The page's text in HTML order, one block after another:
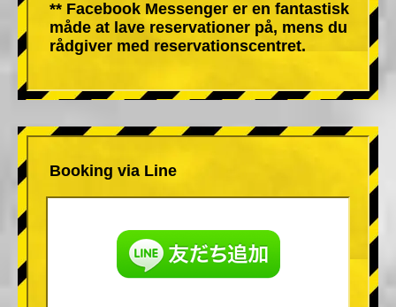
** Facebook Messenger er en fantastisk
måde at lave reservationer på, mens du
rådgiver med reservationscentret.
Booking via Line